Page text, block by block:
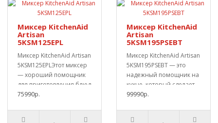
Миксер KitchenAid
Artisan
5KSM125EPL
Миксер KitchenAid Artisan
5KSM125EPLЭтот миксер
— хороший помощник
для приготовления блюд
и выпечки...
75990р.
Миксер KitchenAid
Artisan
5KSM195PSEBT
Миксер KitchenAid Artisan
5KSM195PSEBT — это
надежный помощник на
кухне, который сделает
приготовлен..
99990р.